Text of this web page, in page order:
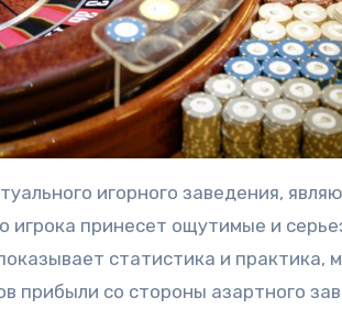
игорного заведения,
игрока принесет ощутимые и
статистика и практика,
прибыли со стороны азартного